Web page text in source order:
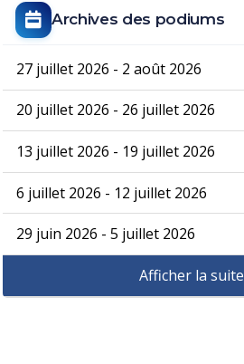
Archives des podiums
27 juillet 2026 - 2 août 2026
20 juillet 2026 - 26 juillet 2026
13 juillet 2026 - 19 juillet 2026
6 juillet 2026 - 12 juillet 2026
29 juin 2026 - 5 juillet 2026
Afficher la suite